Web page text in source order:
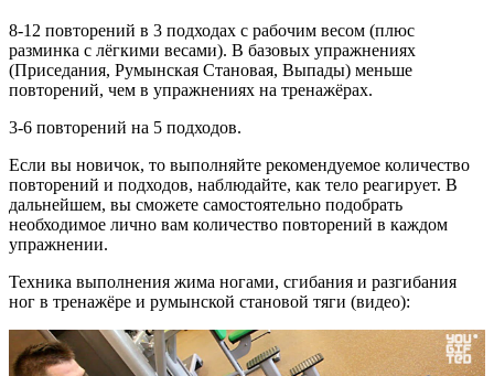
8-12 повторений в 3 подходах с рабочим весом (плюс
разминка с лёгкими весами). В базовых упражнениях
(Приседания, Румынская Становая, Выпады) меньше
повторений, чем в упражнениях на тренажёрах.
3-6 повторений на 5 подходов.
Если вы новичок, то выполняйте рекомендуемое количество
повторений и подходов, наблюдайте, как тело реагирует. В
дальнейшем, вы сможете самостоятельно подобрать
необходимое лично вам количество повторений в каждом
упражнении.
Техника выполнения жима ногами, сгибания и разгибания
ног в тренажёре и румынской становой тяги (видео):